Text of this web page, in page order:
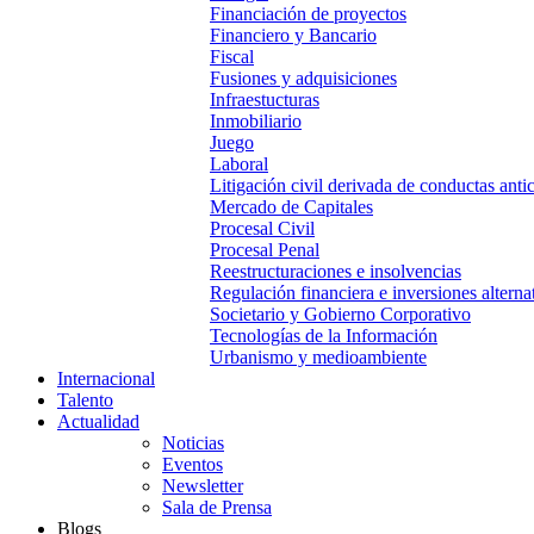
Financiación de proyectos
Financiero y Bancario
Fiscal
Fusiones y adquisiciones
Infraestucturas
Inmobiliario
Juego
Laboral
Litigación civil derivada de conductas
Mercado de Capitales
Procesal Civil
Procesal Penal
Reestructuraciones e insolvencias
Regulación financiera e inversiones
Societario y Gobierno Corporativo
Tecnologías de la Información
Urbanismo y medioambiente
Internacional
Talento
Actualidad
Noticias
Eventos
Newsletter
Sala de Prensa
Blogs